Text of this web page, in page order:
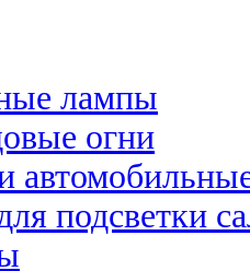
лампы
огни
подсветки